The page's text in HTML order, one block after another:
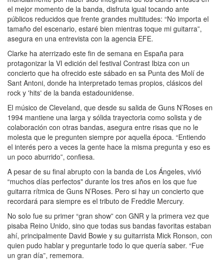
el mejor momento de la banda, disfruta igual tocando ante
públicos reducidos que frente grandes multitudes: “No importa el
tamaño del escenario, estaré bien mientras toque mi guitarra”,
asegura en una entrevista con la agencia EFE.
Clarke ha aterrizado este fin de semana en España para
protagonizar la VI edición del festival Contrast Ibiza con un
concierto que ha ofrecido este sábado en sa Punta des Molí de
Sant Antoni, donde ha interpretado temas propios, clásicos del
rock y 'hits' de la banda estadounidense.
El músico de Cleveland, que desde su salida de Guns N’Roses en
1994 mantiene una larga y sólida trayectoria como solista y de
colaboración con otras bandas, asegura entre risas que no le
molesta que le pregunten siempre por aquella época. “Entiendo
el interés pero a veces la gente hace la misma pregunta y eso es
un poco aburrido”, confiesa.
A pesar de su final abrupto con la banda de Los Ángeles, vivió
“muchos días perfectos" durante los tres años en los que fue
guitarra rítmica de Guns N’Roses. Pero si hay un concierto que
recordará para siempre es el tributo de Freddie Mercury.
No solo fue su primer “gran show” con GNR y la primera vez que
pisaba Reino Unido, sino que todas sus bandas favoritas estaban
ahí, principalmente David Bowie y su guitarrista Mick Ronson, con
quien pudo hablar y preguntarle todo lo que quería saber. “Fue
un gran día”, rememora.